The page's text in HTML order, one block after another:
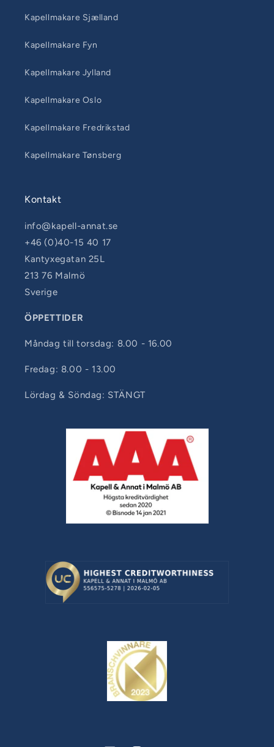
Kapellmakare Sjælland
Kapellmakare Fyn
Kapellmakare Jylland
Kapellmakare Oslo
Kapellmakare Fredrikstad
Kapellmakare Tønsberg
Kontakt
info@kapell-annat.se
+46 (0)40-15 40 17
Kantyxegatan 25L
213 76 Malmö
Sverige
ÖPPETTIDER
Måndag till torsdag: 8.00 - 16.00
Fredag: 8.00 - 13.00
Lördag & Söndag: STÄNGT